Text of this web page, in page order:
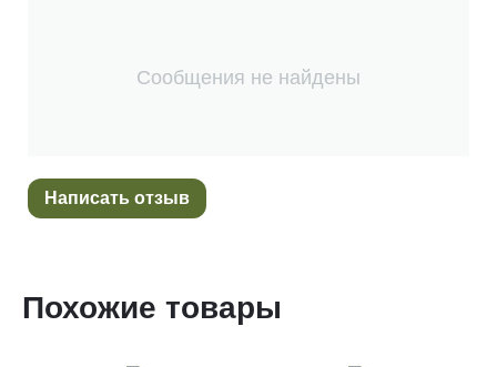
Сообщения не найдены
Написать отзыв
Похожие товары